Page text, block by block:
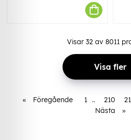
Visar 32av 8011
Visa fler
« Föregående 1 .. 210
Nästa
»